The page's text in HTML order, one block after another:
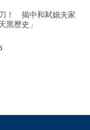
！ 揭中和弒媳夫家
黑歷史」